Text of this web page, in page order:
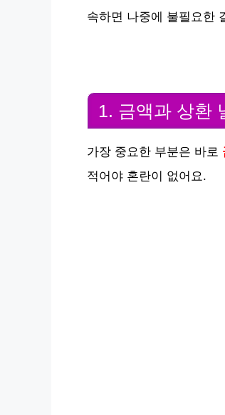
속하면 나중에 불필요한
1. 금액과 상환
가장 중요한 부분은 바로
적어야 혼란이 없어요.